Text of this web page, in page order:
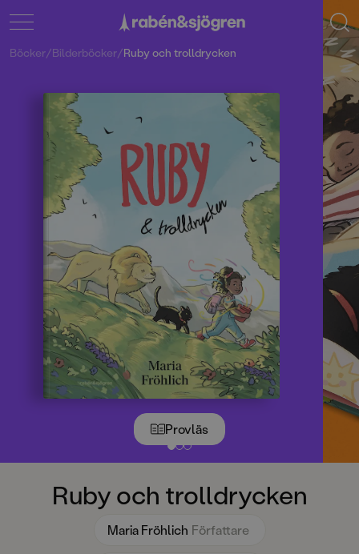
Provläs
Ruby och trolldrycken
Maria Fröhlich Författare
Böcker/Bilderböcker/Ruby och trolldrycken